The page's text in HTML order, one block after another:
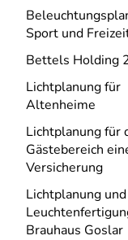
Sport und
Bettels Holding
Lichtplanung für
Altenheime
Lichtplanung für
Gästebereich
Versicherung
Lichtplanung und
Brauhaus Goslar